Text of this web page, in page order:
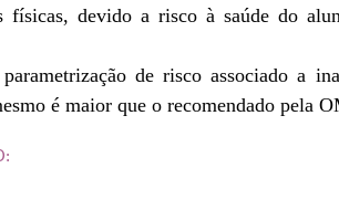
físicas, devido a risco à saúde do
de risco associado a
é maior que o recomendado pela